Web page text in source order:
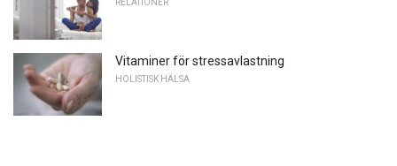
RELATIONER
Vitaminer för stressavlastning
HOLISTISK HÄLSA